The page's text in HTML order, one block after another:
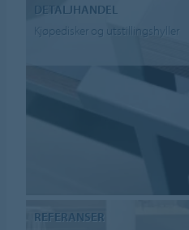
DETALJHANDEL
Kjøpedisker og utstillingshyller
REFERANSER